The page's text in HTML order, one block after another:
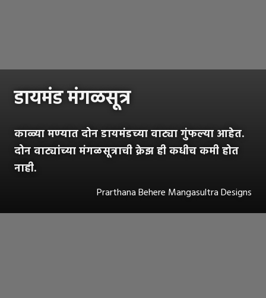
डायमंड मंगळसूत्र
काळ्या मण्यात दोन डायमंडच्या वाट्या गुंफल्या आहेत.
दोन वाट्यांच्या मंगळसूत्राची क्रेझ ही कधीच कमी होत
नाही.
Prarthana Behere Mangasultra Designs